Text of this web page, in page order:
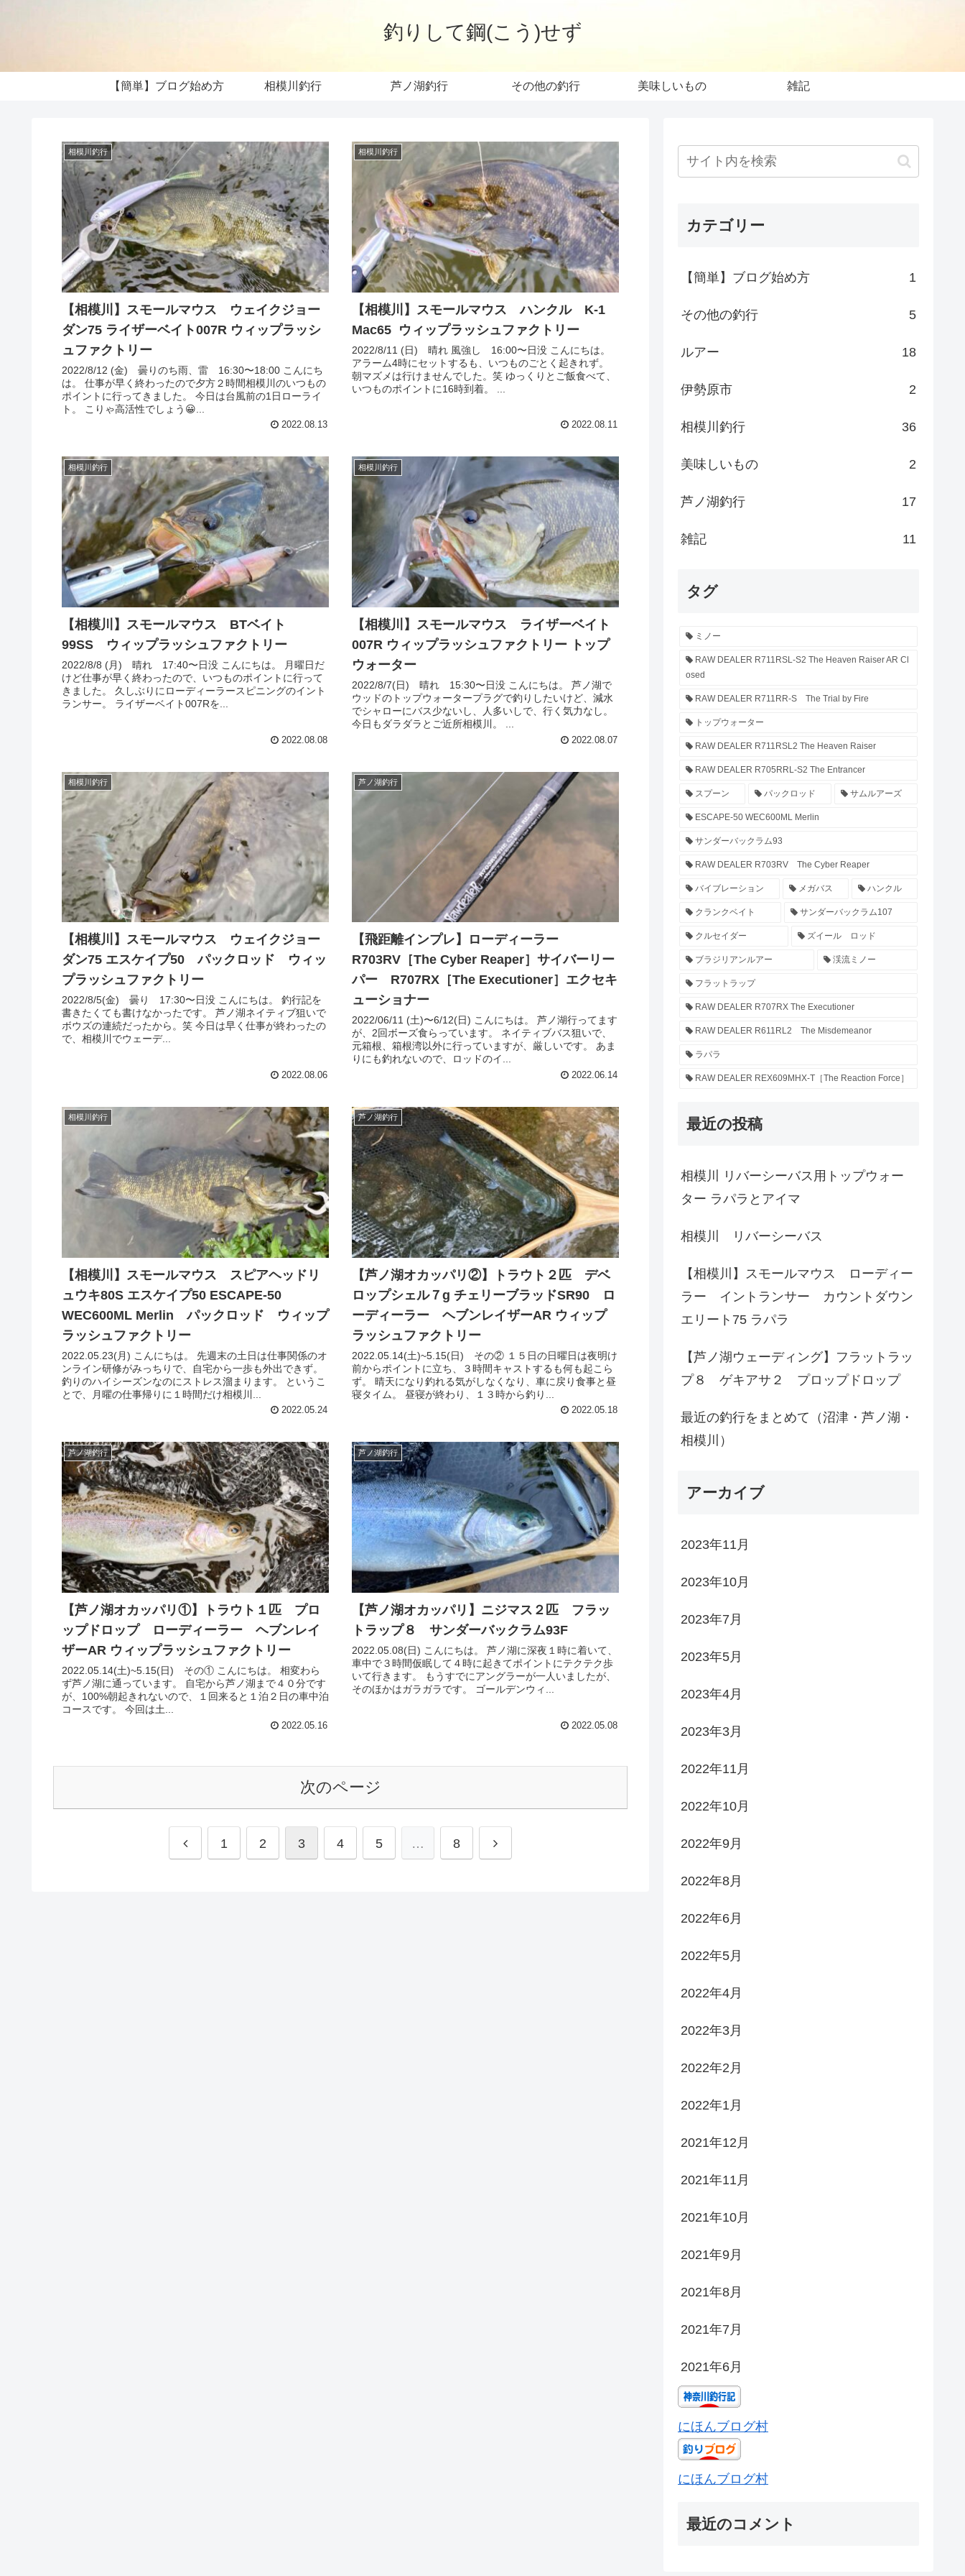
釣りして鋼(こう)せず
【簡単】ブログ始め方 相模川釣行 芦ノ湖釣行 その他の釣行 美味しいもの 雑記
相模川釣行
【相模川】スモールマウス ウェイクジョー
ダン75 ライザーベイト007R ウィップラッシ
ュファクトリー
2022/8/12 (金) 曇りのち雨、雷 16:30〜18:00 こんにち
は。 仕事が早く終わったので夕方２時間相模川のいつもの
ポイントに行ってきました。 今日は台風前の1日ローライ
ト。 こりゃ高活性でしょう😀...
2022.08.13
相模川釣行
【相模川】スモールマウス ハンクル K-1
Mac65 ウィップラッシュファクトリー
2022/8/11 (日) 晴れ 風強し 16:00〜日没 こんにちは。
アラーム4時にセットするも、いつものごとく起きれず。
朝マズメは行けませんでした。笑 ゆっくりとご飯食べて、
いつものポイントに16時到着。 ...
2022.08.11
相模川釣行
【相模川】スモールマウス BTベイト
99SS ウィップラッシュファクトリー
2022/8/8 (月) 晴れ 17:40〜日没 こんにちは。 月曜日だ
けど仕事が早く終わったので、いつものポイントに行って
きました。 久しぶりにローディーラースピニングのイント
ランサー。 ライザーベイト007Rを...
2022.08.08
相模川釣行
【相模川】スモールマウス ライザーベイト
007R ウィップラッシュファクトリー トップ
ウォーター
2022/8/7(日) 晴れ 15:30〜日没 こんにちは。 芦ノ湖で
ウッドのトップウォータープラグで釣りしたいけど、減水
でシャローにバス少ないし、人多いしで、行く気力なし。
今日もダラダラとご近所相模川。 ...
2022.08.07
相模川釣行
【相模川】スモールマウス ウェイクジョー
ダン75 エスケイプ50 パックロッド ウィッ
プラッシュファクトリー
2022/8/5(金) 曇り 17:30〜日没 こんにちは。 釣行記を
書きたくても書けなかったです。 芦ノ湖ネイティブ狙いで
ボウズの連続だったから。笑 今日は早く仕事が終わったの
で、相模川でウェーデ...
2022.08.06
芦ノ湖釣行
【飛距離インプレ】ローディーラー
R703RV［The Cyber Reaper］サイバーリー
パー R707RX［The Executioner］エクセキ
ューショナー
2022/06/11 (土)〜6/12(日) こんにちは。 芦ノ湖行ってます
が、2回ボーズ食らっています。 ネイティブバス狙いで、
元箱根、箱根湾以外に行っていますが、厳しいです。 あま
りにも釣れないので、ロッドのイ...
2022.06.14
相模川釣行
【相模川】スモールマウス スピアヘッドリ
ュウキ80S エスケイプ50 ESCAPE-50
WEC600ML Merlin パックロッド ウィップ
ラッシュファクトリー
2022.05.23(月) こんにちは。 先週末の土日は仕事関係のオ
ンライン研修がみっちりで、自宅から一歩も外出できず。
釣りのハイシーズンなのにストレス溜まります。 というこ
とで、月曜の仕事帰りに１時間だけ相模川...
2022.05.24
芦ノ湖釣行
【芦ノ湖オカッパリ②】トラウト２匹 デベ
ロップシェル７g チェリーブラッドSR90 ロ
ーディーラー ヘブンレイザーAR ウィップ
ラッシュファクトリー
2022.05.14(土)~5.15(日) その② １５日の日曜日は夜明け
前からポイントに立ち、３時間キャストするも何も起こら
ず。 晴天になり釣れる気がしなくなり、車に戻り食事と昼
寝タイム。 昼寝が終わり、１３時から釣り...
2022.05.18
芦ノ湖釣行
【芦ノ湖オカッパリ①】トラウト１匹 プロ
ップドロップ ローディーラー ヘブンレイ
ザーAR ウィップラッシュファクトリー
2022.05.14(土)~5.15(日) その① こんにちは。 相変わら
ず芦ノ湖に通っています。 自宅から芦ノ湖まで４０分です
が、100%朝起きれないので、１回来ると１泊２日の車中泊
コースです。 今回は土...
2022.05.16
芦ノ湖釣行
【芦ノ湖オカッパリ】ニジマス２匹 フラッ
トラップ８ サンダーバックラム93F
2022.05.08(日) こんにちは。 芦ノ湖に深夜１時に着いて、
車中で３時間仮眠して４時に起きてポイントにテクテク歩
いて行きます。 もうすでにアングラーが一人いましたが、
そのほかはガラガラです。 ゴールデンウィ...
2022.05.08
次のページ
1 2 3 4 5 … 8
カテゴリー
【簡単】ブログ始め方 1
その他の釣行 5
ルアー 18
伊勢原市 2
相模川釣行 36
美味しいもの 2
芦ノ湖釣行 17
雑記 11
タグ
ミノー
RAW DEALER R711RSL-S2 The Heaven Raiser AR Cl
osed
RAW DEALER R711RR-S The Trial by Fire
トップウォーター
RAW DEALER R711RSL2 The Heaven Raiser
RAW DEALER R705RRL-S2 The Entrancer
スプーン パックロッド サムルアーズ
ESCAPE-50 WEC600ML Merlin
サンダーバックラム93
RAW DEALER R703RV The Cyber Reaper
バイブレーション メガバス ハンクル
クランクベイト サンダーバックラム107
クルセイダー ズイール ロッド
ブラジリアンルアー 渓流ミノー
フラットラップ
RAW DEALER R707RX The Executioner
RAW DEALER R611RL2 The Misdemeanor
ラパラ
RAW DEALER REX609MHX-T［The Reaction Force］
最近の投稿
相模川 リバーシーバス用トップウォー
ター ラパラとアイマ
相模川 リバーシーバス
【相模川】スモールマウス ローディー
ラー イントランサー カウントダウン
エリート75 ラパラ
【芦ノ湖ウェーディング】フラットラッ
プ８ ゲキアサ２ プロップドロップ
最近の釣行をまとめて（沼津・芦ノ湖・
相模川）
アーカイブ
2023年11月
2023年10月
2023年7月
2023年5月
2023年4月
2023年3月
2022年11月
2022年10月
2022年9月
2022年8月
2022年6月
2022年5月
2022年4月
2022年3月
2022年2月
2022年1月
2021年12月
2021年11月
2021年10月
2021年9月
2021年8月
2021年7月
2021年6月
にほんブログ村
にほんブログ村
最近のコメント